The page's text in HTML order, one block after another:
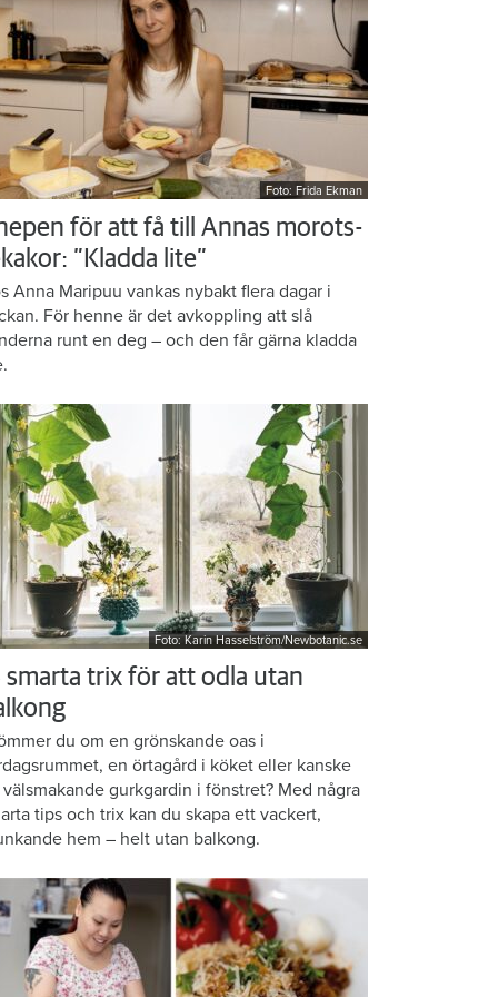
Foto: Frida Ekman
för att få till Annas morots-
”Kladda lite”
Anna Maripuu vankas nybakt flera dagar i
För henne är det avkoppling att slå
runt en deg – och den får gärna kladda
Foto: Karin Hasselström/Newbotanic.se
smarta trix för att odla utan
du om en grönskande oas i
en örtagård i köket eller kanske
gurkgardin i fönstret? Med några
tips och trix kan du skapa ett vackert,
hem – helt utan balkong.